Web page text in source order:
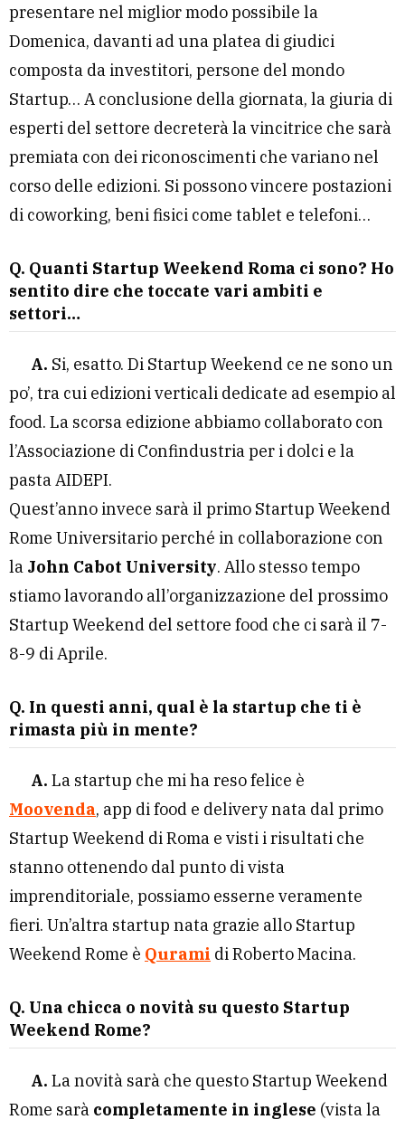
presentare nel miglior modo possibile la
Domenica, davanti ad una platea di giudici
composta da investitori, persone del mondo
Startup… A conclusione della giornata, la giuria di
esperti del settore decreterà la vincitrice che sarà
premiata con dei riconoscimenti che variano nel
corso delle edizioni. Si possono vincere postazioni
di coworking, beni fisici come tablet e telefoni…
Q. Quanti Startup Weekend Roma ci sono? Ho
sentito dire che toccate vari ambiti e
settori…
A. Si, esatto. Di Startup Weekend ce ne sono un
po’, tra cui edizioni verticali dedicate ad esempio al
food. La scorsa edizione abbiamo collaborato con
l’Associazione di Confindustria per i dolci e la
pasta AIDEPI.
Quest’anno invece sarà il primo Startup Weekend
Rome Universitario perché in collaborazione con
la John Cabot University. Allo stesso tempo
stiamo lavorando all’organizzazione del prossimo
Startup Weekend del settore food che ci sarà il 7-
8-9 di Aprile.
Q. In questi anni, qual è la startup che ti è
rimasta più in mente?
A. La startup che mi ha reso felice è
Moovenda, app di food e delivery nata dal primo
Startup Weekend di Roma e visti i risultati che
stanno ottenendo dal punto di vista
imprenditoriale, possiamo esserne veramente
fieri. Un’altra startup nata grazie allo Startup
Weekend Rome è Qurami di Roberto Macina.
Q. Una chicca o novità su questo Startup
Weekend Rome?
A. La novità sarà che questo Startup Weekend
Rome sarà completamente in inglese (vista la